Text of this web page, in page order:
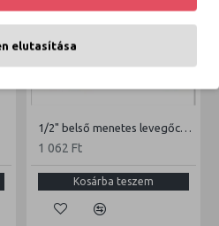
1/2" belső menetes levegőcsatlakozó
1 062 Ft
Kosárba teszem
elutasítása